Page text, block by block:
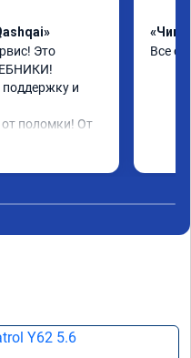
Это
поддержку и
поломки! От
звезд я бы
«Чип
Все